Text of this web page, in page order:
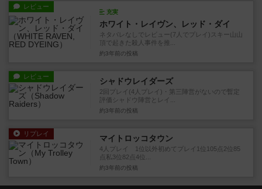
レビュー
充実
ホワイト・レイヴン、レッド・ダイ
ネタバレなしでレビュー(7人でプレイ)スキー山山
頂で起きた殺人事件を推...
約3年前 の投稿
レビュー シャドウレイダーズ
2回プレイ(4人プレイ)・第三陣営がないので暫定
評価シャドウ陣営とレイ...
約3年前 の投稿
リプレイ マイトロッコタウン
4人プレイ 1位以外初めてプレイ1位105点2位85
点私3位82点4位...
約3年前 の投稿